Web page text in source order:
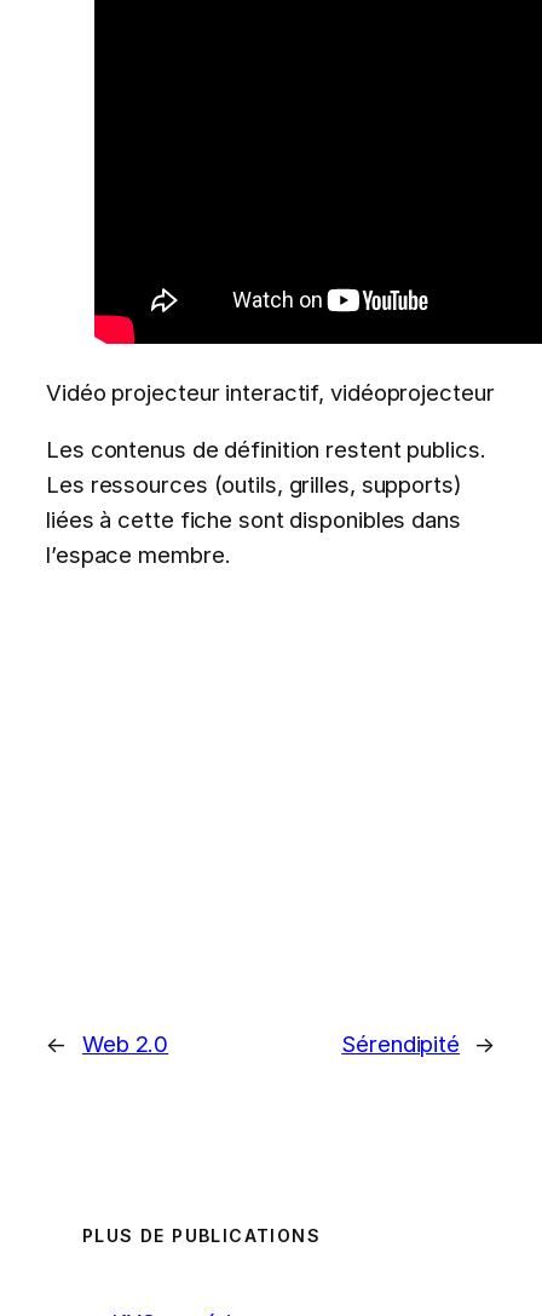
Vidéo projecteur interactif, vidéoprojecteur
Les contenus de définition restent publics.
Les ressources (outils, grilles, supports)
liées à cette fiche sont disponibles dans
l’espace membre.
← Web 2.0 Sérendipité →
PLUS DE PUBLICATIONS